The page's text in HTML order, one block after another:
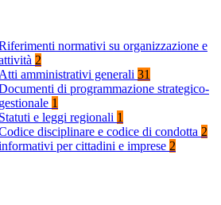
normativi su organizzazione e
2
Atti amministrativi generali 31
di programmazione strategico-
gestionale 1
Statuti e leggi regionali 1
disciplinare e codice di condotta 2
per cittadini e imprese 2